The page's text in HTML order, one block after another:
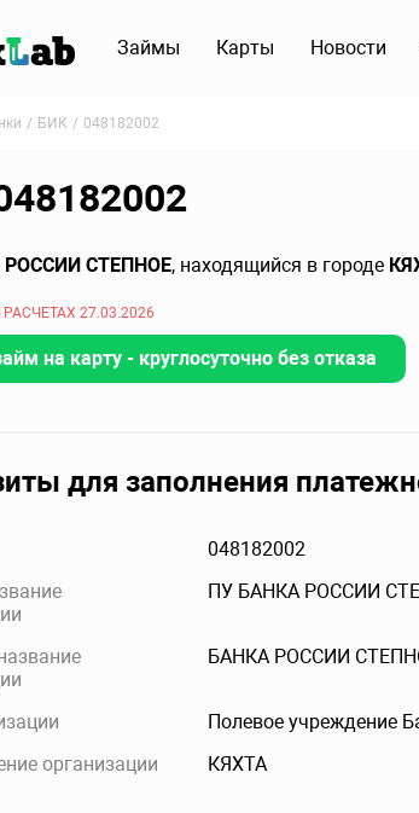
Займы Карты Новости
БИК 048182002
СТЕПНОЕ, находящийся в городе
27.03.2026
на карту - круглосуточно без отказа
для заполнения
048182002
ПУ БАНКА РОССИИ
БАНКА РОССИИ
Полевое учреждение
организации
КЯХТА